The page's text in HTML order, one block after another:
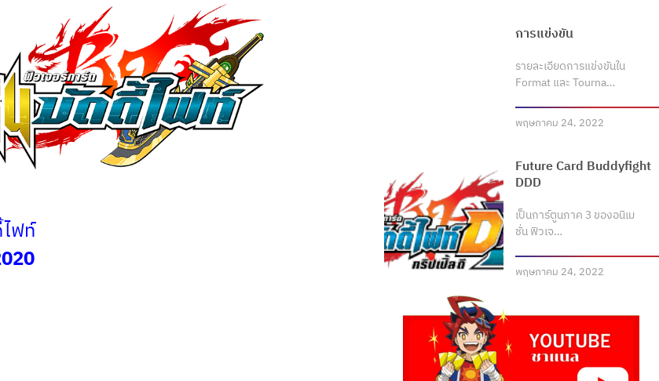
ฟท์
การแข่งขัน
รายละเอียดการแข่งขันใน
Format และ Tourna…
พฤษภาคม 24, 2022
Future Card Buddyfight
DDD
เป็นการ์ตูนภาค 3 ของอนิเม
ชั่น ฟิวเจ…
พฤษภาคม 24, 2022